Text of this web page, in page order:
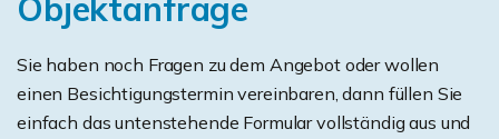
Objektanfrage
Sie haben noch Fragen zu dem Angebot oder wollen
einen Besichtigungstermin vereinbaren, dann füllen Sie
einfach das untenstehende Formular vollständig aus und